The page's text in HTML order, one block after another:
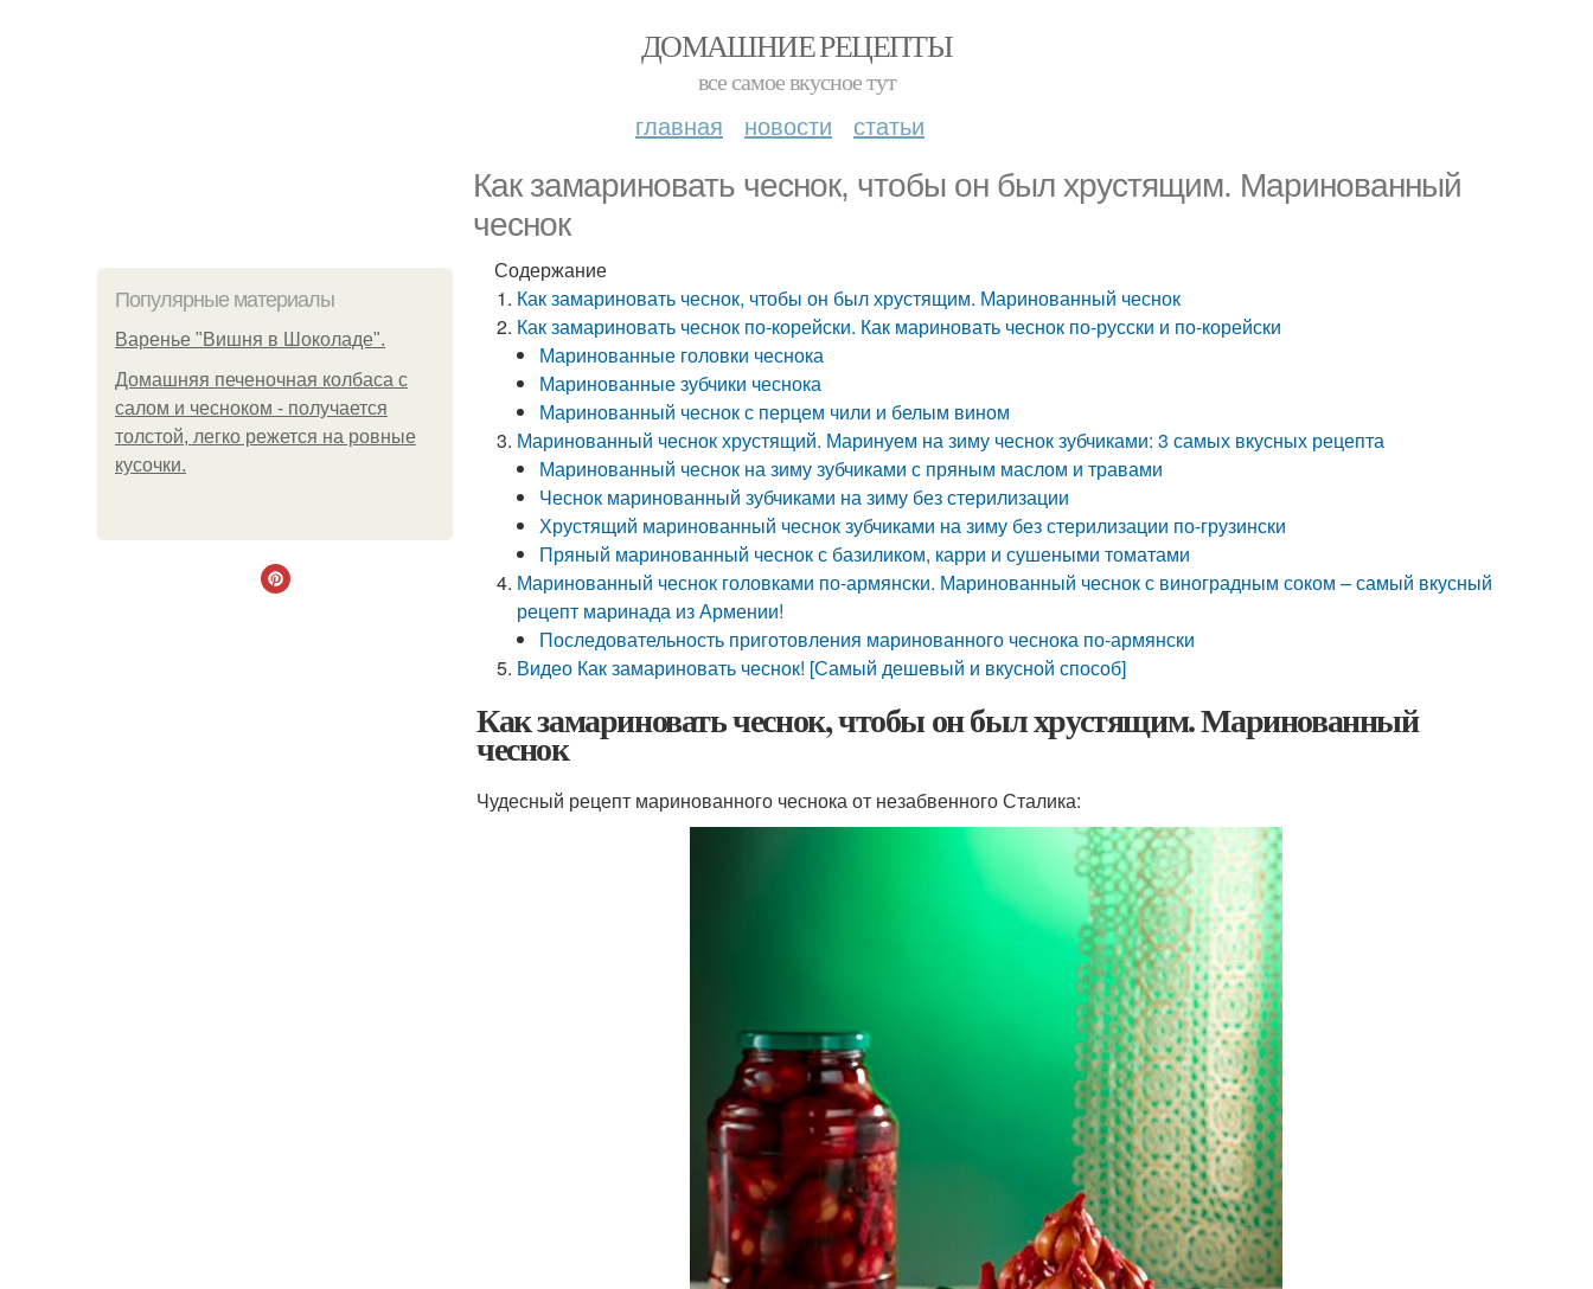
ДОМАШНИЕ РЕЦЕПТЫ
все самое вкусное тут
главная новости статьи
Как замариновать чеснок, чтобы он был хрустящим. Маринованный
чеснок
Популярные материалы
Варенье "Вишня в Шоколаде".
Домашняя печеночная колбаса с
салом и чесноком - получается
толстой, легко режется на ровные
кусочки.
Содержание
Как замариновать чеснок, чтобы он был хрустящим. Маринованный чеснок
Как замариновать чеснок по-корейски. Как мариновать чеснок по-русски и по-корейски
Маринованные головки чеснока
Маринованные зубчики чеснока
Маринованный чеснок с перцем чили и белым вином
Маринованный чеснок хрустящий. Маринуем на зиму чеснок зубчиками: 3 самых вкусных рецепта
Маринованный чеснок на зиму зубчиками с пряным маслом и травами
Чеснок маринованный зубчиками на зиму без стерилизации
Хрустящий маринованный чеснок зубчиками на зиму без стерилизации по-грузински
Пряный маринованный чеснок с базиликом, карри и сушеными томатами
Маринованный чеснок головками по-армянски. Маринованный чеснок с виноградным соком – самый вкусный
рецепт маринада из Армении!
Последовательность приготовления маринованного чеснока по-армянски
Видео Как замариновать чеснок! [Самый дешевый и вкусной способ]
Как замариновать чеснок, чтобы он был хрустящим. Маринованный
чеснок
Чудесный рецепт маринованного чеснока от незабвенного Сталика: